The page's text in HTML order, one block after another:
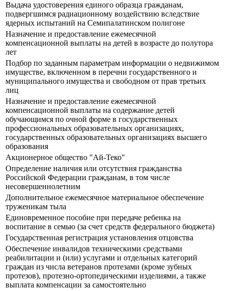
Выдача удостоверения единого образца гражданам,
подвергшимся радиационному воздействию вследствие
ядерных испытаний на Семипалатинском полигоне
Назначение и предоставление ежемесячной
компенсационной выплаты на детей в возрасте до полутора
лет
Подбор по заданным параметрам информации о недвижимом
имуществе, включенном в перечни государственного и
муниципального имущества и свободном от прав третьих
лиц
Назначение и предоставление ежемесячной
компенсационной выплаты на содержание детей
обучающимся по очной форме в государственных
профессиональных образовательных организациях,
государственных образовательных организациях высшего
образования
Акционерное общество "Ай-Теко"
Определение наличия или отсутствия гражданства
Российской Федерации гражданам, в том числе
несовершеннолетним
Дополнительное ежемесячное материальное обеспечение
труженикам тыла
Единовременное пособие при передаче ребенка на
воспитание в семью (за счет средств федерального бюджета)
Государственная регистрация установления отцовства
Обеспечение инвалидов техническими средствами
реабилитации и (или) услугами и отдельных категорий
граждан из числа ветеранов протезами (кроме зубных
протезов), протезно-ортопедическими изделиями, а также
выплата компенсации за самостоятельно